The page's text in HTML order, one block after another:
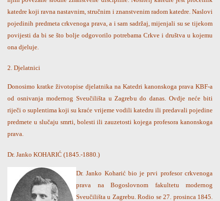
katedre koji ravna nastavnim, stručnim i znanstvenim radom katedre. Naslovi
pojedinih predmeta crkvenoga prava, a i sam sadržaj, mijenjali su se tijekom
povijesti da bi se što bolje odgovorilo potrebama Crkve i društva u kojemu
ona djeluje.
2. Djelatnici
Donosimo kratke životopise djelatnika na Katedri kanonskoga prava KBF-a
od osnivanja modernog Sveučilišta u Zagrebu do danas. Ovdje neće biti
riječi o suplentima koji su kraće vrijeme vodili katedru ili predavali pojedine
predmete u slučaju smrti, bolesti ili zauzetosti kojega profesora kanonskoga
prava.
Dr. Janko KOHARIĆ (1845.-1880.)
Dr. Janko Koharić bio je prvi profesor crkvenoga
prava na Bogoslovnom fakultetu modernog
Sveučilišta u Zagrebu. Rodio se 27. prosinca 1845.